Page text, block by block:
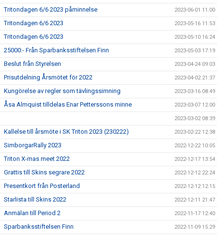
Tritondagen 6/6 2023 påminnelse 2023-06-01 11:00
Tritondagen 6/6 2023 2023-05-16 11:53
Tritondagen 6/6 2023 2023-05-10 16:24
25000:- Från Sparbanksstiftelsen Finn 2023-05-03 17:19
Beslut från Styrelsen 2023-04-24 09:03
Prisutdelning Årsmötet för 2022 2023-04-02 21:37
Kungörelse av regler som tävlingssimning 2023-03-16 08:49
Åsa Almquist tilldelas Enar Petterssons minne 2023-03-07 12:00
2023-03-02 08:39
Kallelse till årsmöte i SK Triton 2023 (230222) 2023-02-22 12:38
SimborgarRally 2023 2022-12-22 10:05
Triton X-mas meet 2022 2022-12-17 13:54
Grattis till Skins segrare 2022 2022-12-12 22:24
Presentkort från Posterland 2022-12-12 12:15
Starlista till Skins 2022 2022-12-11 21:47
Anmälan till Period 2 2022-11-17 12:40
Sparbanksstiftelsen Finn 2022-11-09 15:29